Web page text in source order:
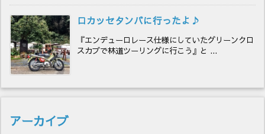
ロカッセタンバに行ったよ♪
『エンデューロレース仕様にしていたグリーンクロ
スカブで林道ツーリングに行こう』と ...
アーカイブ